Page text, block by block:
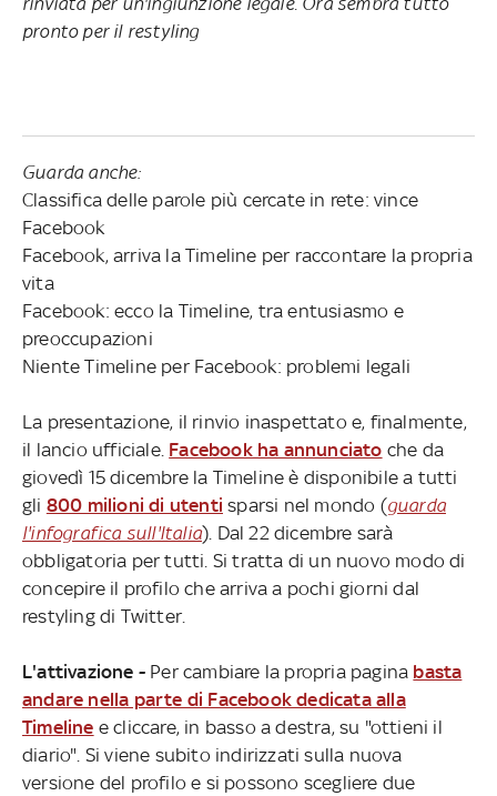
pronto per il restyling
Guarda anche:
Classifica delle parole più cercate in rete: vince
Facebook
Facebook, arriva la Timeline per raccontare la propria
vita
Facebook: ecco la Timeline, tra entusiasmo e
preoccupazioni
Niente Timeline per Facebook: problemi legali
La presentazione, il rinvio inaspettato e, finalmente,
il lancio ufficiale. Facebook ha annunciato che da
giovedì 15 dicembre la Timeline è disponibile a tutti
gli 800 milioni di utenti sparsi nel mondo (guarda
l'infografica sull'Italia). Dal 22 dicembre sarà
obbligatoria per tutti. Si tratta di un nuovo modo di
concepire il profilo che arriva a pochi giorni dal
restyling di Twitter.
L'attivazione -Per cambiare la propria pagina basta
andare nella parte di Facebook dedicata alla
Timeline e cliccare, in basso a destra, su "ottieni il
diario". Si viene subito indirizzati sulla nuova
versione del profilo e si possono scegliere due